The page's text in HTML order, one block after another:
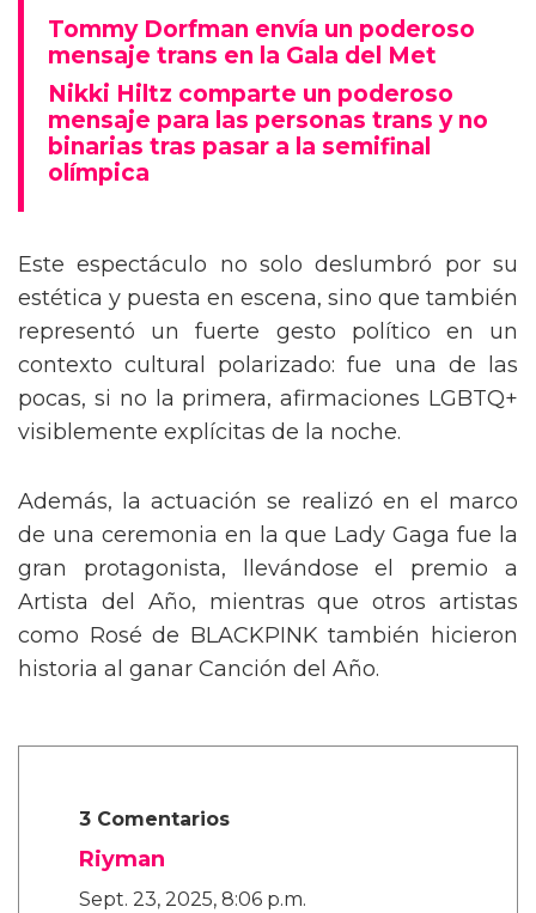
Tommy Dorfman envía un poderoso
mensaje trans en la Gala del Met
Nikki Hiltz comparte un poderoso
mensaje para las personas trans y no
binarias tras pasar a la semifinal
olímpica
Este espectáculo no solo deslumbró por su
estética y puesta en escena, sino que también
representó un fuerte gesto político en un
contexto cultural polarizado: fue una de las
pocas, si no la primera, afirmaciones LGBTQ+
visiblemente explícitas de la noche.
Además, la actuación se realizó en el marco
de una ceremonia en la que Lady Gaga fue la
gran protagonista, llevándose el premio a
Artista del Año, mientras que otros artistas
como Rosé de BLACKPINK también hicieron
historia al ganar Canción del Año.
3 Comentarios
Riyman
Sept. 23, 2025, 8:06 p.m.